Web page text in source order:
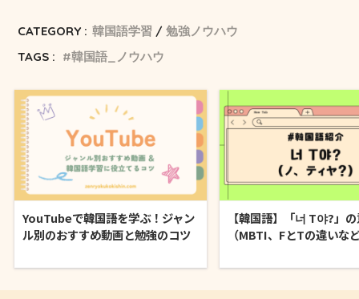
CATEGORY : 韓国語学習
勉強ノウハウ
TAGS :
韓国語_ノウハウ
YouTubeで韓国語を学ぶ！ジャン
ル別のおすすめ動画と勉強のコツ
【韓国語】「너 T야?」
（MBTI、FとTの違いな